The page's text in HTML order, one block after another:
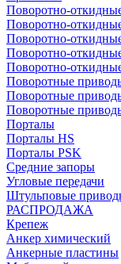
Поворотно-
Поворотно-
Поворотно-
Поворотно-
Поворотно-
Поворотные
Поворотные
Поворотные
Порталы
Порталы HS
Порталы PSK
Средние запоры
Угловые передачи
Штульповые
РАСПРОДАЖА
Крепеж
Анкер химический
Анкерные пластины